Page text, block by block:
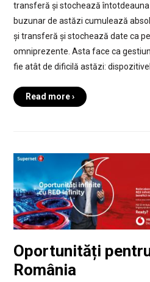
transferă și stochează
buzunar de astăzi cumulează
și transferă și stochează date ca
omniprezente. Asta face ca
fie atât de dificilă astăzi:
Read more ›
Oportunități
România